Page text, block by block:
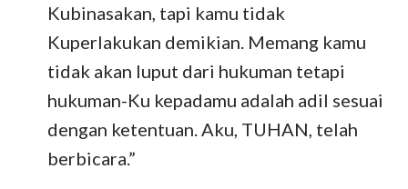
Kubinasakan, tapi kamu tidak
Kuperlakukan demikian. Memang kamu
tidak akan luput dari hukuman tetapi
hukuman-Ku kepadamu adalah adil sesuai
dengan ketentuan. Aku, TUHAN, telah
berbicara.”